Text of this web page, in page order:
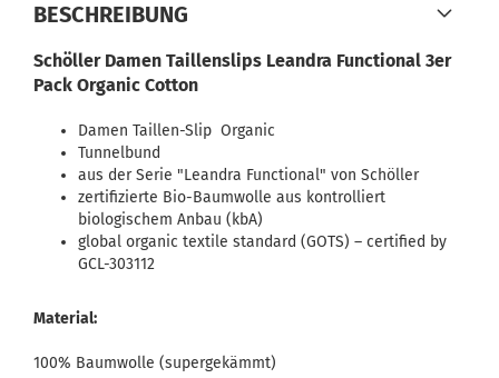
BESCHREIBUNG
Schöller Damen Taillenslips Leandra Functional 3er
Pack Organic Cotton
Damen Taillen-Slip Organic
Tunnelbund
aus der Serie "Leandra Functional" von Schöller
zertifizierte Bio-Baumwolle aus kontrolliert
biologischem Anbau (kbA)
global organic textile standard (GOTS) – certified by
GCL-303112
Material:
100% Baumwolle (supergekämmt)